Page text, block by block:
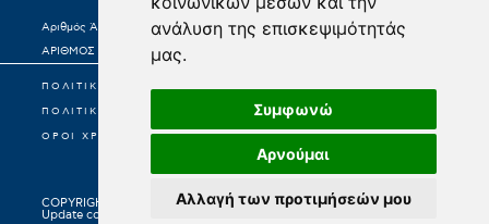
ανάλυση της επισκεψιμότητάς
μας.
Συμφωνώ
Αρνούμαι
Αλλαγή των προτιμήσεών μου
Αριθμός Άδειας Λειτουργίας 21977/Κ6/25-02-2022
ΑΡΙΘΜΟΣ ΓΕΜΗ: 0003171701000
ΠΟΛΙΤΙΚΗ ΠΡΟΣΤΑΣΙΑΣ ΠΡΟΣΩΠΙΚΩΝ ΔΕΔΟΜΕΝΩΝ
ΠΟΛΙΤΙΚΗ COOKIES
ΟΡΟΙ ΧΡΗΣΕΩΣ
COPYRIGHT © 2026
Update cookie preferences